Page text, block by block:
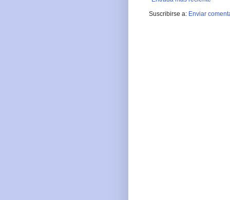
Suscribirse a: Enviar